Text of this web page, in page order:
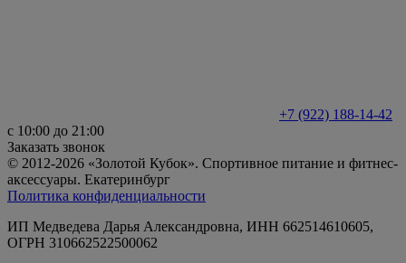
+7 (922) 188-14-42
с 10:00 до 21:00
Заказать звонок
© 2012-2026 «Золотой Кубок». Спортивное питание и фитнес-
аксессуары. Екатеринбург
Политика конфиденциальности
ИП Медведева Дарья Александровна, ИНН 662514610605,
ОГРН 310662522500062